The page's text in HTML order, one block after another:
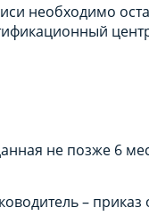
необходимо
не позже 6
–